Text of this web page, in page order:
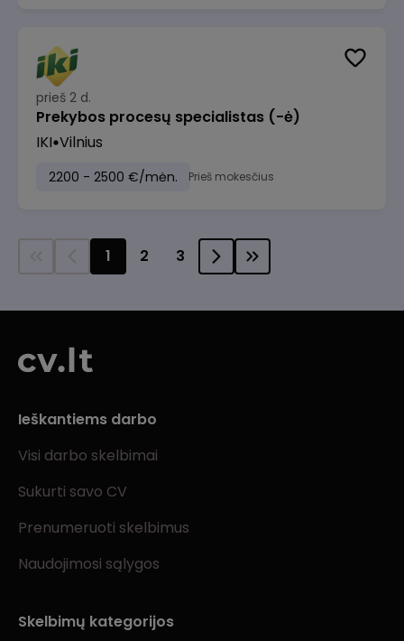
prieš 2 d.
Prekybos procesų specialistas (-ė)
IKI Vilnius
2200 - 2500 €/mėn. Prieš mokesčius
1 2 3
Ieškantiems darbo
Visi darbo skelbimai
Sukurti savo CV
Prenumeruoti skelbimus
Naudojimosi sąlygos
Skelbimų kategorijos